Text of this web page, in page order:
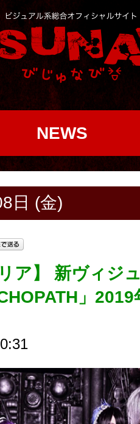
NEWS
日 (金)
ア】 新ヴィジ
」2019